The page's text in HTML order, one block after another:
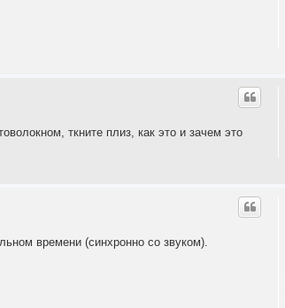
ткните плиз, как это и зачем это
времени (синхронно со звуком).